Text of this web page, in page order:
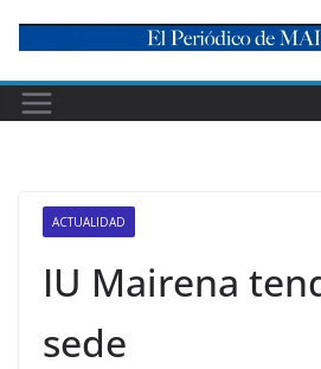
content
ACTUALIDAD
IU Mairena
sede